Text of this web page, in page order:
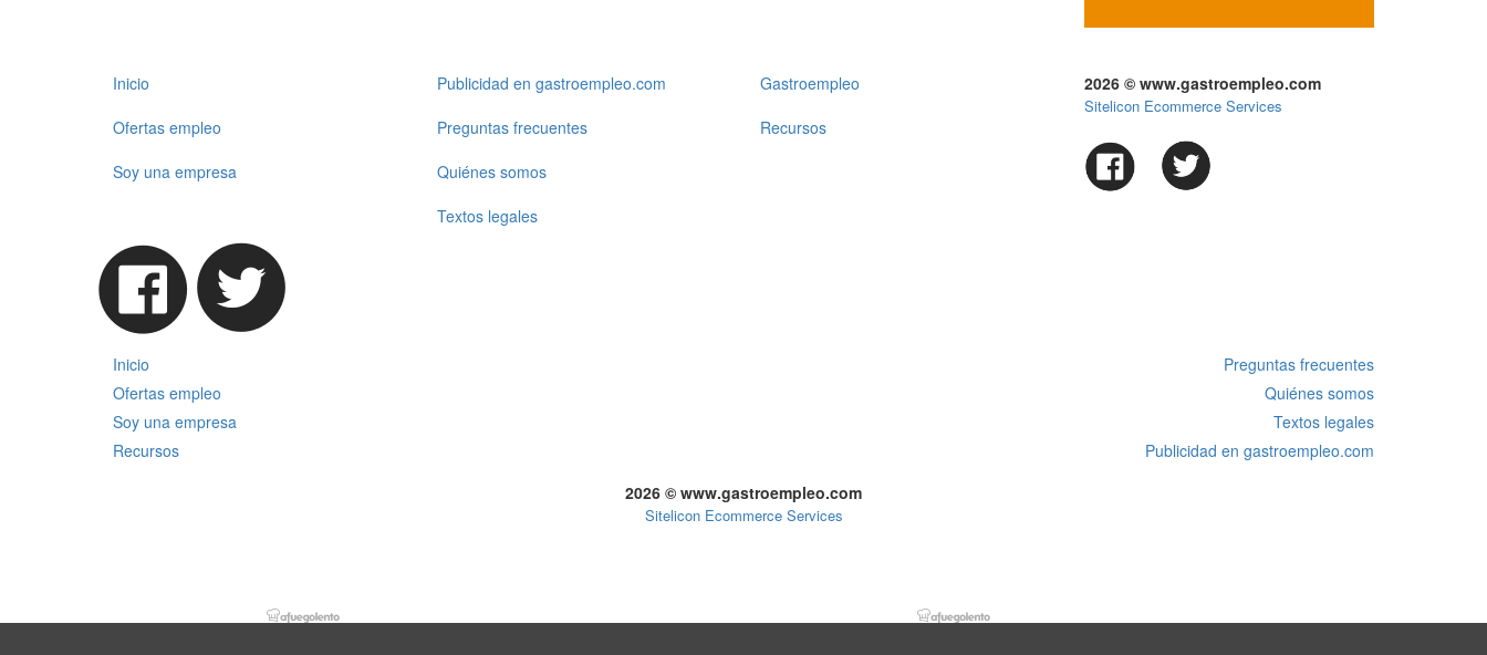
Inicio
Ofertas empleo
Soy una empresa
Publicidad en gastroempleo.com
Preguntas frecuentes
Quiénes somos
Textos legales
Gastroempleo
Recursos
2026 © www.gastroempleo.com
Sitelicon Ecommerce Services
Inicio
Preguntas frecuentes
Ofertas empleo
Quiénes somos
Soy una empresa
Textos legales
Recursos
Publicidad en gastroempleo.com
2026 © www.gastroempleo.com
Sitelicon Ecommerce Services